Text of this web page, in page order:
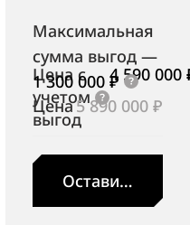
Максимальная
сумма выгод —
1 300 000 ₽
Цена с
учетом
выгод
4 590 000
Цена5 890 000 ₽
Оставить